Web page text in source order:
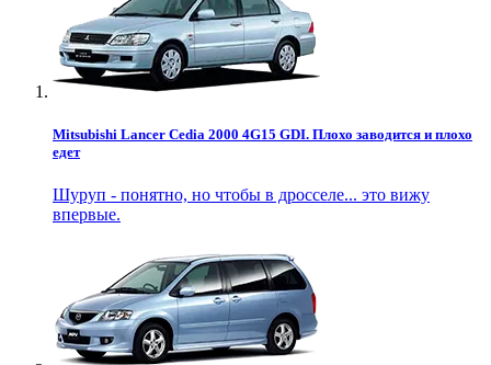
Mitsubishi Lancer Cedia 2000 4G15 GDI. Плохо заводится и плохо
едет
Шуруп - понятно, но чтобы в дросселе... это вижу
впервые.